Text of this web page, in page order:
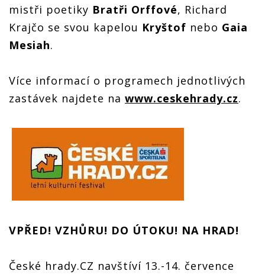
mistři poetiky Bratři Orffové, Richard
Krajčo se svou kapelou Kryštof nebo Gaia
Mesiah.
Více informací o programech jednotlivých
zastávek najdete na www.ceskehrady.cz.
VPŘED! VZHŮRU! DO ÚTOKU! NA HRAD!
České hrady.CZ navštíví 13.-14. července